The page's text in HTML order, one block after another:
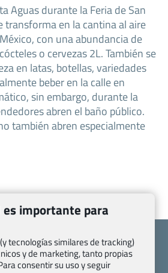
Aguas durante la Feria de San
transforma en la cantina al aire
con una abundancia de
o cervezas 2L. También se
en latas, botellas, variedades
beber en la calle en
sin embargo, durante la
abren el baño público.
también abren especialmente
es importante para
tecnologías similares de tracking)
y de marketing, tanto propias
consentir su uso y seguir